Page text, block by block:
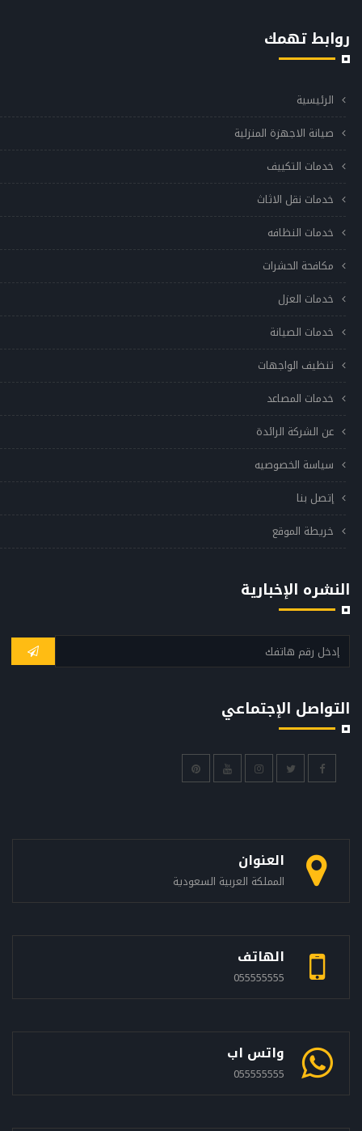
روابط تهمك
الرئيسية
صيانة الاجهزة المنزلية
خدمات التكييف
خدمات نقل الاثاث
خدمات النظافه
مكافحة الحشرات
خدمات العزل
خدمات الصيانة
تنظيف الواجهات
خدمات المصاعد
عن الشركة الرائدة
سياسة الخصوصيه
إتصل بنا
خريطة الموقع
النشره الإخبارية
التواصل الإجتماعي
العنوان
المملكة العربية السعودية
الهاتف
055555555
واتس اب
055555555